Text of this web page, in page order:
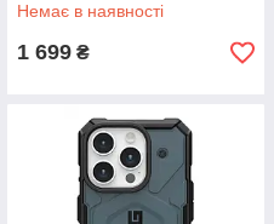
Немає в наявності
1 699 ₴